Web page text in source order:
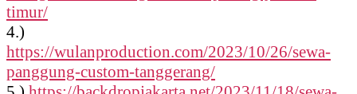
timur/
4.)
https://wulanproduction.com/2023/10/26/sewa-
panggung-custom-tanggerang/